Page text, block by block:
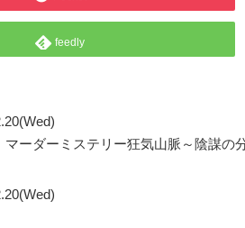
feedly
マーダーミステリー狂気山脈～陰謀